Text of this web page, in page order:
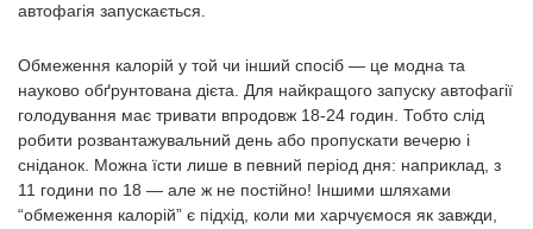
автофагія запускається.
Обмеження калорій у той чи інший спосіб — це модна та
науково обґрунтована дієта. Для найкращого запуску автофагії
голодування має тривати впродовж 18-24 годин. Тобто слід
робити розвантажувальний день або пропускати вечерю і
сніданок. Можна їсти лише в певний період дня: наприклад, з
11 години по 18 — але ж не постійно! Іншими шляхами
“обмеження калорій” є підхід, коли ми харчуємося як завжди,